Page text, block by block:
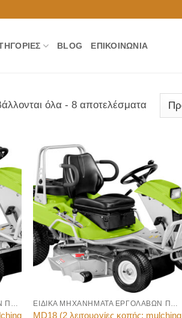
BLOG ΕΠΙΚΟΙΝΩΝΊΑ
όλα - 8 αποτελέσματα
MD18 (2 λειτουργίες κοπής: mulching